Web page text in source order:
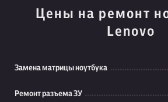
Цены на ремонт
Lenovo
Замена матрицы ноутбука
Ремонт разъема ЗУ